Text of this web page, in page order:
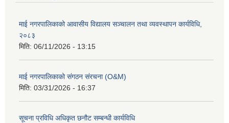
माई नगरपालिकाको आवासीय विद्यालय सञ्चालन तथा व्यवस्थापन कार्यविधि,
२०८३
मिति: 06/11/2026 - 13:15
माई नगरपालिकाको संगठन संरचना (O&M)
मिति: 03/31/2026 - 16:37
सूचना प्रविधि अधिकृत छनौट सम्बन्धी कार्यविधि